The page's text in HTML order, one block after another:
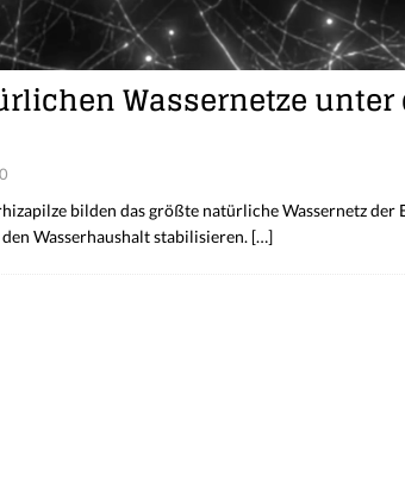
Wassernetze unter
0
bilden das größte natürliche Wassernetz der
Wasserhaushalt stabilisieren. […]